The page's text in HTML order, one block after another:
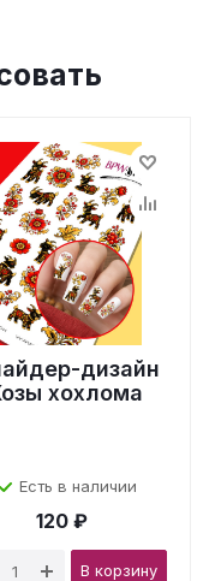
дизайн
хохлома
Есть в наличии
120 ₽
В корзину